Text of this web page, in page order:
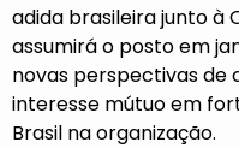
adida brasileira junto à
assumirá o posto em
novas perspectivas de
interesse mútuo em
Brasil na organização.